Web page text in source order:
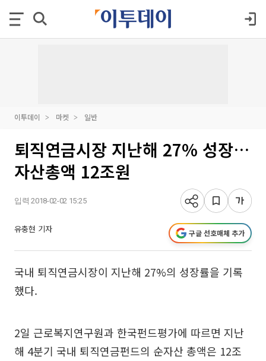
이투데이 마켓 일반
퇴직연금시장 지난해 27% 성장…
자산총액 12조원
입력 2018-02-02 15:25
유충현 기자 구글 선호매체 추가
국내 퇴직연금시장이 지난해 27%의 성장률을 기록
했다.
2일 근로복지연구원과 한국펀드평가에 따르면 지난
해 4분기 국내 퇴직연금펀드의 순자산 총액은 12조